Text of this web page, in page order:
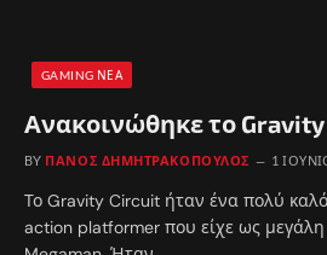
GAMING ΝΈΑ
Ανακοινώθηκε το
BY ΠΆΝΟΣ ΔΗΜΗΤΡΑΚΌΠΟΥΛΟΣ 1
Το Gravity Circuit ήταν ένα πολύ
action platformer που είχε ως